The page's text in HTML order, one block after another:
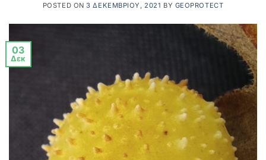
POSTED ON3 ΔΕΚΕΜΒΡΊΟΥ, 2021 BY GEOPROTECT
03
Δεκ